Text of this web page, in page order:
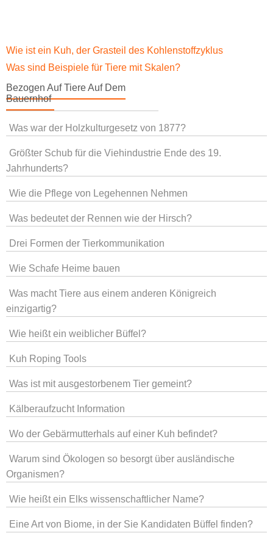
Wie ist ein Kuh, der Grasteil des Kohlenstoffzyklus isst?
Was sind Beispiele für Tiere mit Skalen?
Bezogen Auf Tiere Auf Dem
Bauernhof
Was war der Holzkulturgesetz von 1877?
Größter Schub für die Viehindustrie Ende des 19.
Jahrhunderts?
Wie die Pflege von Legehennen Nehmen
Was bedeutet der Rennen wie der Hirsch?
Drei Formen der Tierkommunikation
Wie Schafe Heime bauen
Was macht Tiere aus einem anderen Königreich
einzigartig?
Wie heißt ein weiblicher Büffel?
Kuh Roping Tools
Was ist mit ausgestorbenem Tier gemeint?
Kälberaufzucht Information
Wo der Gebärmutterhals auf einer Kuh befindet?
Warum sind Ökologen so besorgt über ausländische
Organismen?
Wie heißt ein Elks wissenschaftlicher Name?
Eine Art von Biome, in der Sie Kandidaten Büffel finden?